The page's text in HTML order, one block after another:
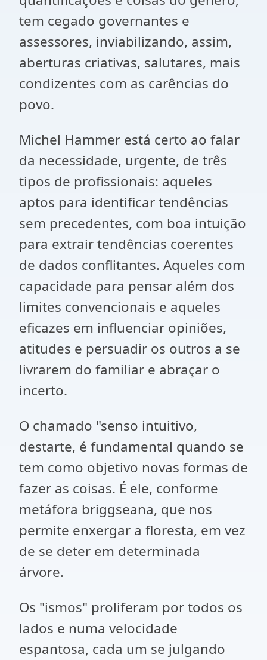
tem cegado governantes e
assessores, inviabilizando, assim,
aberturas criativas, salutares, mais
condizentes com as carências do
povo.
Michel Hammer está certo ao falar
da necessidade, urgente, de três
tipos de profissionais: aqueles
aptos para identificar tendências
sem precedentes, com boa intuição
para extrair tendências coerentes
de dados conflitantes. Aqueles com
capacidade para pensar além dos
limites convencionais e aqueles
eficazes em influenciar opiniões,
atitudes e persuadir os outros a se
livrarem do familiar e abraçar o
incerto.
O chamado "senso intuitivo,
destarte, é fundamental quando se
tem como objetivo novas formas de
fazer as coisas. É ele, conforme
metáfora briggseana, que nos
permite enxergar a floresta, em vez
de se deter em determinada
árvore.
Os "ismos" proliferam por todos os
lados e numa velocidade
espantosa, cada um se julgando